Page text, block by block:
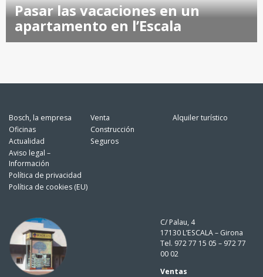
Pasar las vacaciones en un
apartamento en l’Escala
Bosch, la empresa
Oficinas
Actualidad
Aviso legal –
Información
Política de privacidad
Política de cookies (EU)
Venta
Construcción
Seguros
Alquiler turístico
C/ Palau, 4
17130 L’ESCALA – Girona
Tel. 972 77 15 05 – 972 77
00 02
Ventas